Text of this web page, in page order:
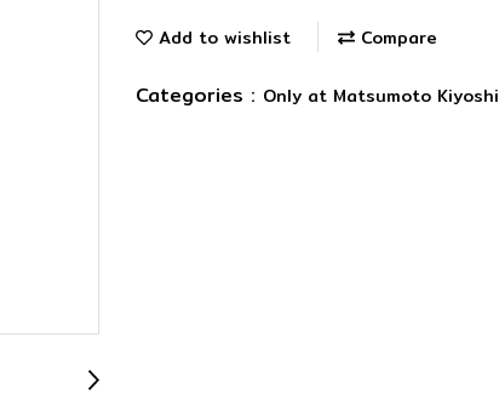
Add to wishlist Compare
Categories : Only at Matsumoto Kiyoshi